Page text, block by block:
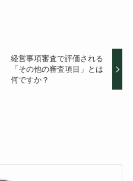
経営事項審査で評価される
「その他の審査項目」とは
何ですか？